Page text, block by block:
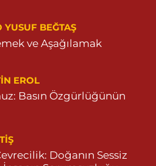
NO:4A 04825912517
Tarifi Al
CADDESİ DIŞ KAPI NO:122G
(DİYARBAKIR YOLU CEPHESİ)
Tarifi Al
BEĞTAŞ
ve Aşağılamak
EROL
Basın Özgürlüğünün
Doğanın Sessiz